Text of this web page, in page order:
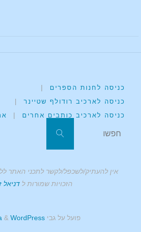
כניסה לחנות הספרים
כניסה לארכיב רודולף שטיינר
כניסה לארכיב כותבים אחרים
אין להעתיק/לשכפל/לקשר לתכני האתר
הזכויות שמורות לדניאל
פועל על גבי Fluida
& WordPress.